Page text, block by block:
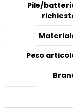
Pile/
Peso